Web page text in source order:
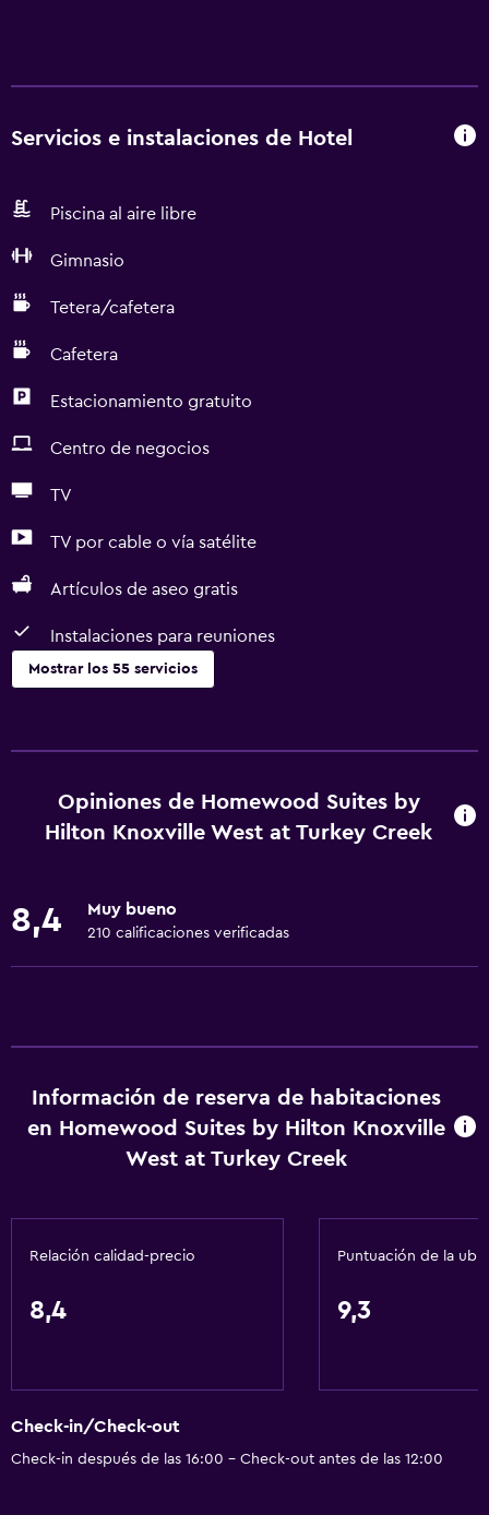
Servicios e instalaciones de Hotel
Piscina al aire libre
Gimnasio
Tetera/cafetera
Cafetera
Estacionamiento gratuito
Centro de negocios
TV
TV por cable o vía satélite
Artículos de aseo gratis
Instalaciones para reuniones
Mostrar los 55 servicios
Lavavajillas
Microondas
Tetera/cafetera
Cocina
Cocineta
extra)
Accesibilidad
Áreas designadas para fumadores
Servicios básicos
Ventilador
Artículos de aseo gratis
Alarma de humo
Opiniones de Homewood Suites by
Hilton Knoxville West at Turkey Creek
8,4 Muy bueno
210 calificaciones verificadas
Información de reserva de habitaciones
en Homewood Suites by Hilton Knoxville
West at Turkey Creek
Relación calidad-precio
8,4
Puntuación de la
9,3
Check-in/Check-out
Check-in después de las 16:00 - Check-out antes de las 12:00